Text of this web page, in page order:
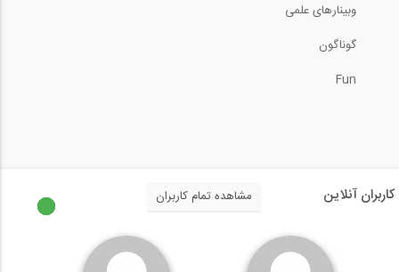
وبینارهای علمی
گوناگون
Fun
کاربران آنلاین مشاهده تمام کاربران